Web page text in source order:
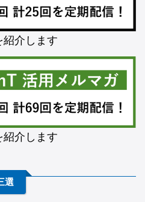
紹介します
紹介します
選